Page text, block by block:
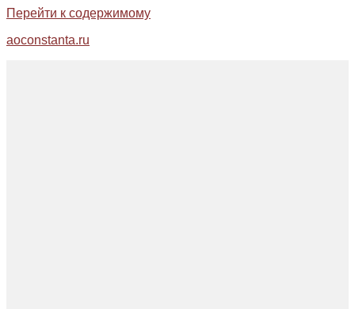
Перейти к содержимому
aoconstanta.ru